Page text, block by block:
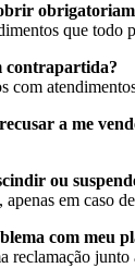
que todo
contrapartida?
com
a me
ou
em caso
com meu
reclamação